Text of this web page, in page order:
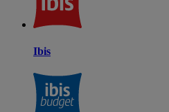
Ibis